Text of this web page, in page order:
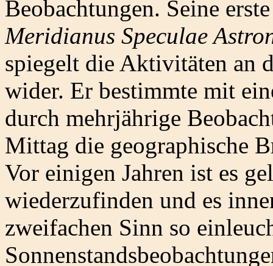
Beobachtungen. Seine
Meridianus Speculae
spiegelt die Aktivitäten an
wider. Er bestimmte mit
durch mehrjährige
Mittag die geographische
Vor einigen Jahren ist es
wiederzufinden und es
zweifachen Sinn so